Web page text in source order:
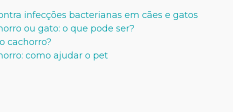
infecções bacterianas em cães e gatos
ou gato: o que pode ser?
cachorro?
como ajudar o pet